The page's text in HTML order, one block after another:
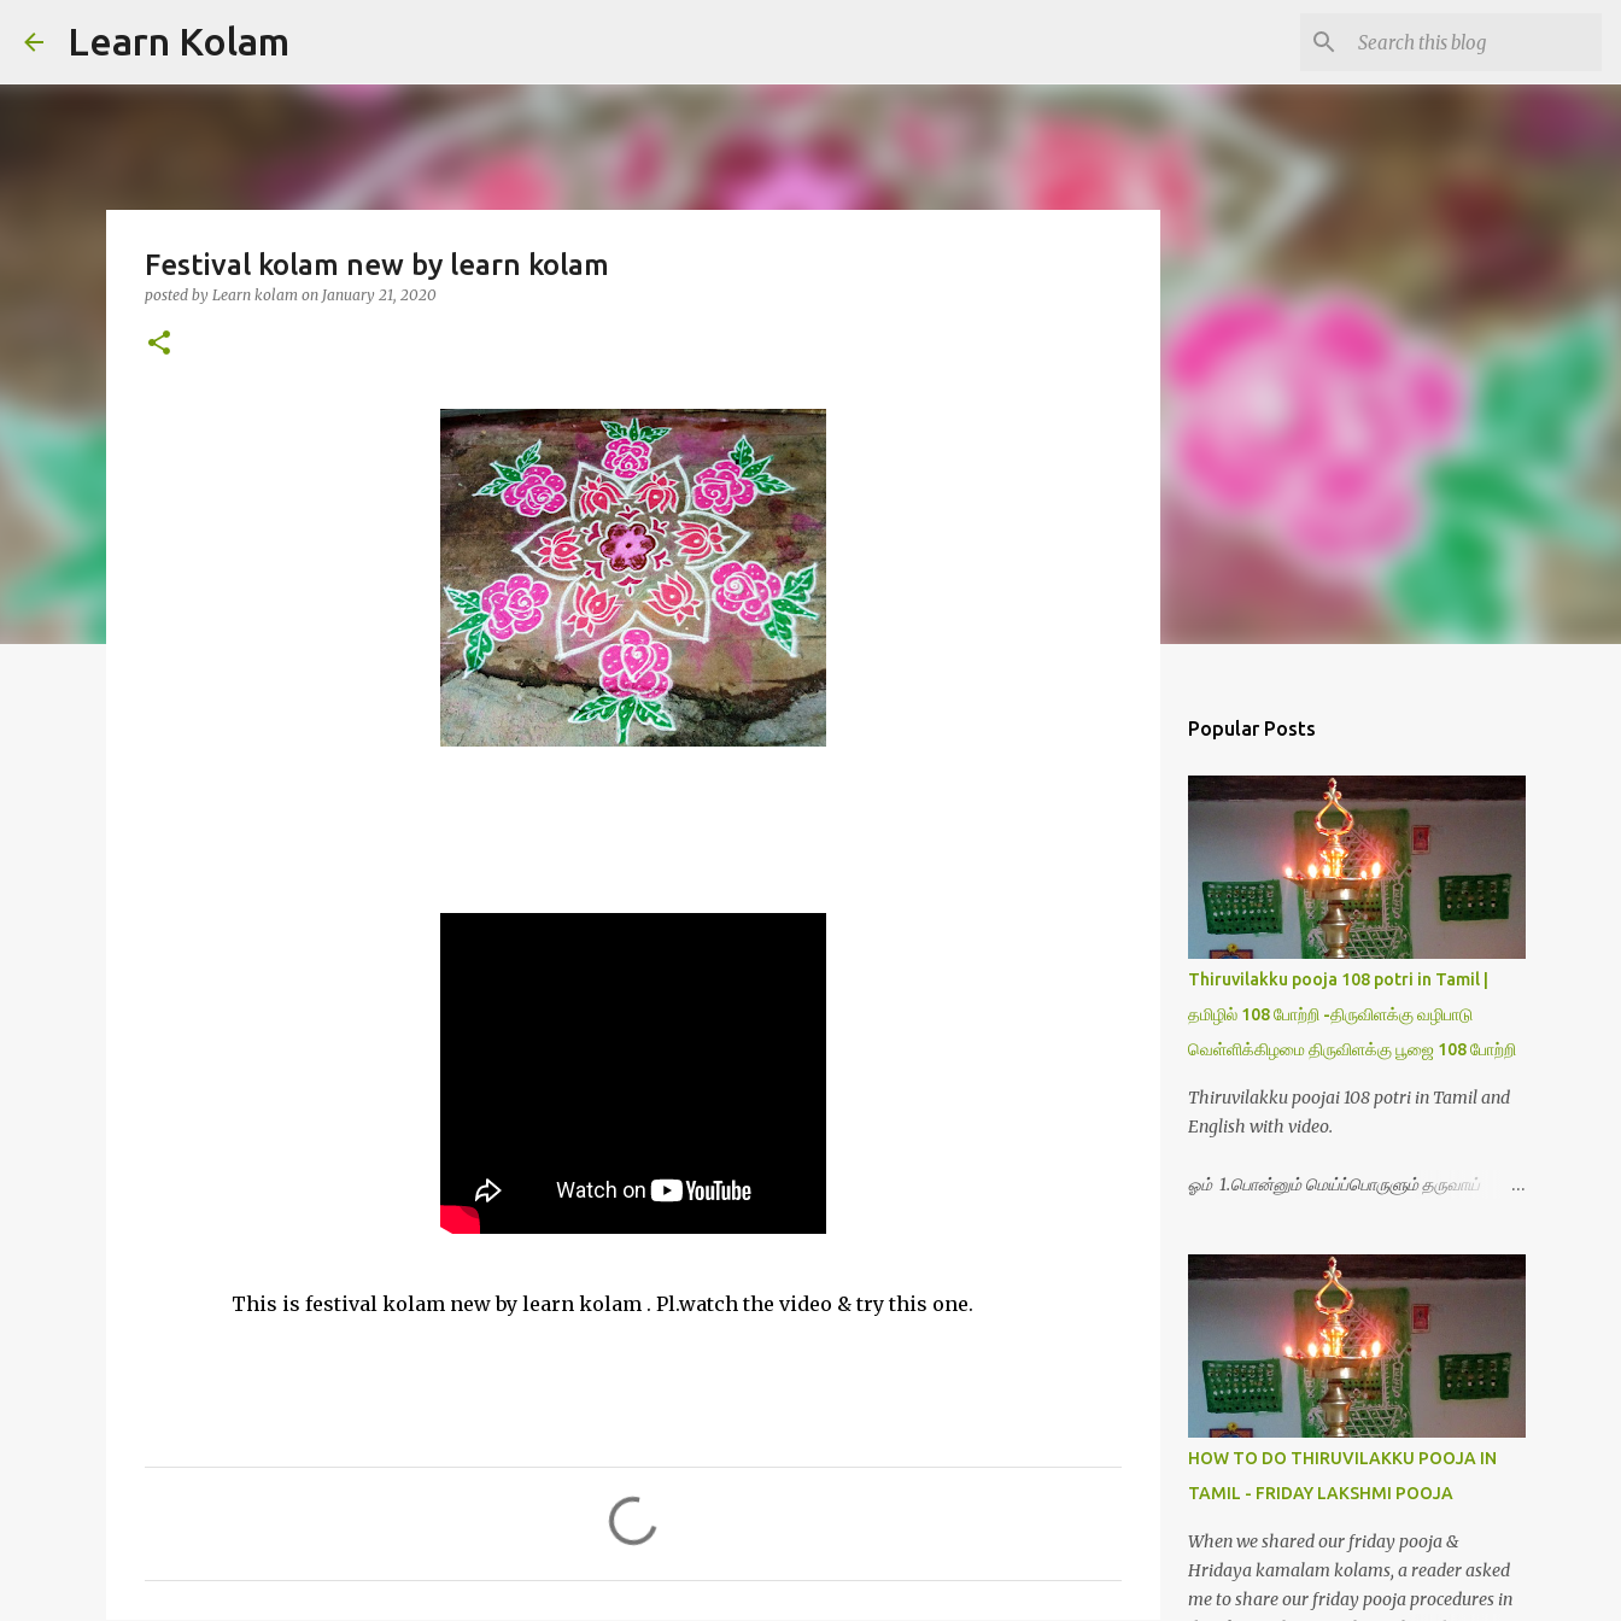
Learn Kolam
Festival kolam new by learn kolam
posted by Learn kolam on January 21, 2020
This is festival kolam new by learn kolam . Pl.watch the video & try this one.
Popular Posts
Thiruvilakku pooja 108 potri in Tamil |
தமிழில் 108 போற்றி -திருவிளக்கு வழிபாடு
வெள்ளிக்கிழமை திருவிளக்கு பூஜை 108 போற்றி
Thiruvilakku poojai 108 potri in Tamil and
English with video.
ஓம் 1.பொன்னும் மெய்ப்பொருளும் தருவாய்
4.மூவுலகும் நிறைந்திருந்தாய் போற்றி 5.வரம்பில்
இன்பமாய் வளர்ந்திருந்தாய் போற்றி
6.இயற்கையாய் அறிவொளி ஆனாய் போற்றி
7.ஈரேழுலகம் ஈன்றாய் போற்றி 8.பிறர்வயமாகா
பெரியோய் போற்றி 9.பேரின்பப் பெருக்காய்
பொலிந்தாய் போற்றி 10.பேரருட்கடலாம் பேரரு...
HOW TO DO THIRUVILAKKU POOJA IN
TAMIL - FRIDAY LAKSHMI POOJA
When we shared our friday pooja &
Hridaya kamalam kolams, a reader asked
me to share our friday pooja procedures in